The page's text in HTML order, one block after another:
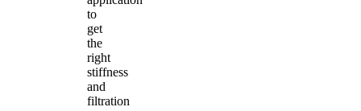
to
get
the
right
stiffness
and
filtration